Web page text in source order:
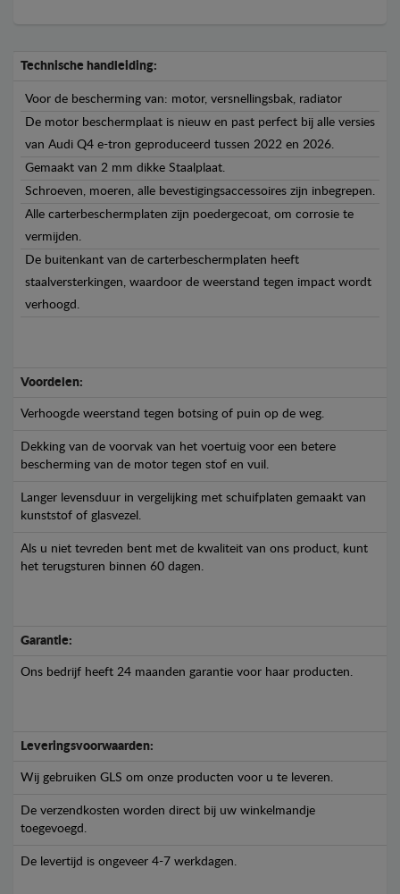
Technische handleiding:
Voor de bescherming van: motor, versnellingsbak, radiator
De motor beschermplaat is nieuw en past perfect bij alle versies
van Audi Q4 e-tron geproduceerd tussen 2022 en 2026.
Gemaakt van 2 mm dikke Staalplaat.
Schroeven, moeren, alle bevestigingsaccessoires zijn inbegrepen.
Alle carterbeschermplaten zijn poedergecoat, om corrosie te
vermijden.
De buitenkant van de carterbeschermplaten heeft
staalversterkingen, waardoor de weerstand tegen impact wordt
verhoogd.
Voordelen:
Verhoogde weerstand tegen botsing of puin op de weg.
Dekking van de voorvak van het voertuig voor een betere
bescherming van de motor tegen stof en vuil.
Langer levensduur in vergelijking met schuifplaten gemaakt van
kunststof of glasvezel.
Als u niet tevreden bent met de kwaliteit van ons product, kunt
het terugsturen binnen 60 dagen.
Garantie:
Ons bedrijf heeft 24 maanden garantie voor haar producten.
Leveringsvoorwaarden:
Wij gebruiken GLS om onze producten voor u te leveren.
De verzendkosten worden direct bij uw winkelmandje
toegevoegd.
De levertijd is ongeveer 4-7 werkdagen.